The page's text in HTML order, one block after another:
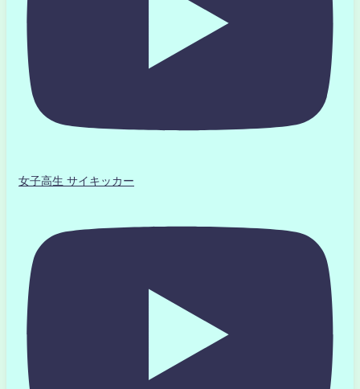
女子高生 サイキッカー